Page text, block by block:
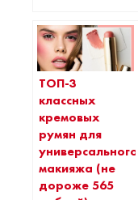
ТОП-3
классных
кремовых
румян для
универсального
макияжа (не
дороже 565